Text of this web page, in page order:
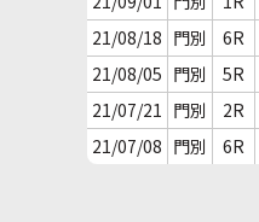
21/08/18 門別 6R
21/08/05 門別 5R
21/07/21 門別 2R
21/07/08 門別 6R